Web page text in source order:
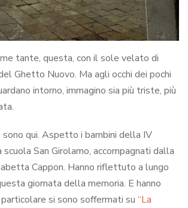
tante, questa, con il sole velato di
Ghetto Nuovo. Ma agli occhi dei pochi
intorno, immagino sia più triste, più
sono qui. Aspetto i bambini della IV
San Girolamo, accompagnati dalla
Cappon. Hanno riflettuto a lungo
giornata della memoria. E hanno
si sono soffermati su “La